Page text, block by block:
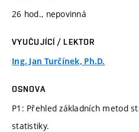
26 hod., nepovinná
VYUČUJÍCÍ / LEKTOR
Ing. Jan Turčínek, Ph.D.
OSNOVA
P1: Přehled základních metod
statistiky.